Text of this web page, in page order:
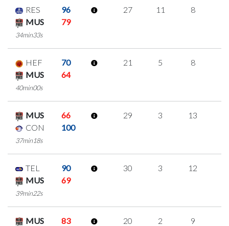
RES
96
MUS
79
34min33s
27 11 8
HEF
70
MUS
64
40min00s
21 5 8
MUS
66
CON
100
37min18s
29 3 13
TEL
90
MUS
69
39min22s
30 3 12
MUS
83
20 2 9